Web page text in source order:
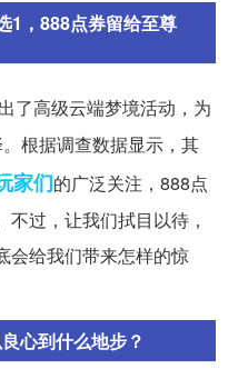
1，888点券留给至尊
了高级云端梦境活动，为
根据调查数据显示，其
家们的广泛关注，888点
过，让我们拭目以待，
会给我们带来怎样的惊
心到什么地步？